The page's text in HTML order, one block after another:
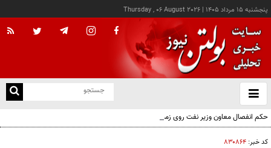
پنجشنبه ۱۵ مرداد ۱۴۰۵ |
Thursday , 06 August 2026
باز
و
حکم انفصال معاون وزیر نفت روی زمین مانده؛ دیوان محاسبات وارد میدان شد
کد خبر: ۸۳۰۸۶۴